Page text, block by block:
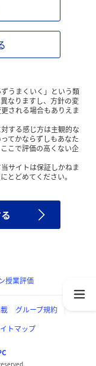
うまくいく」という類
なりますし、方針の変
される場合もありえま
する感じ方は主観的な
てかならずしもあなた
こで評価の高くない企
サイトは保証しかねま
とどめてください。
授業評価
グループ規約
トマップ